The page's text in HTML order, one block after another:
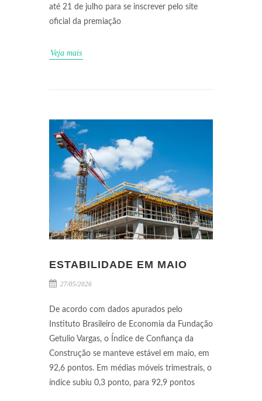
até 21 de julho para se inscrever pelo site
oficial da premiação
Veja mais
ESTABILIDADE EM MAIO
27/05/2026
De acordo com dados apurados pelo
Instituto Brasileiro de Economia da Fundação
Getulio Vargas, o Índice de Confiança da
Construção se manteve estável em maio, em
92,6 pontos. Em médias móveis trimestrais, o
índice subiu 0,3 ponto, para 92,9 pontos